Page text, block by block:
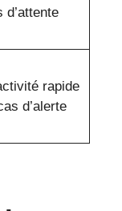
d’attente
rapide
d’alerte